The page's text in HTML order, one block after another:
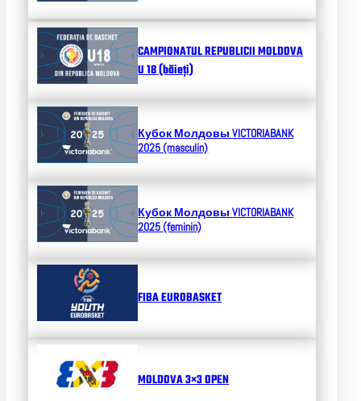
CAMPIONATUL REPUBLICII MOLDOVA
U 18 (băieți)
Кубок МолдовыVICTORIABANK
2025 (masculin)
Кубок МолдовыVICTORIABANK
2025 (feminin)
FIBA EUROBASKET
MOLDOVA 3×3 OPEN